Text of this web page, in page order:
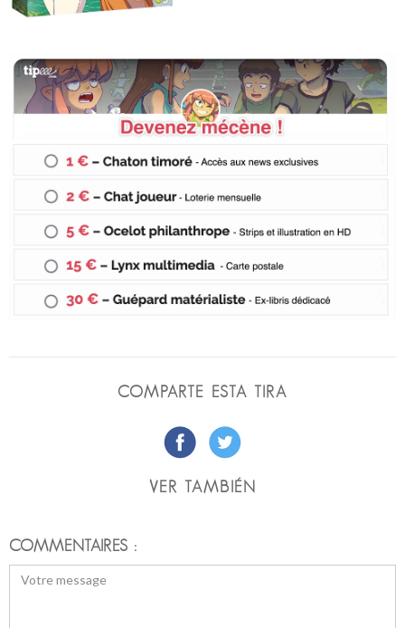
COMPARTE ESTA TIRA
VER TAMBIÉN
COMMENTAIRES :